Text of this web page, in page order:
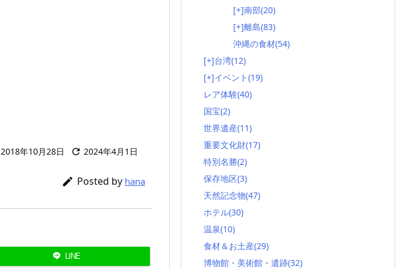
2018年10月28日  2024年4月1日
 Posted by hana
LINE
[+]南部(20)
[+]離島(83)
沖縄の食材(54)
[+]台湾(12)
[+]イベント(19)
レア体験(40)
国宝(2)
世界遺産(11)
重要文化財(17)
特別名勝(2)
保存地区(3)
天然記念物(47)
ホテル(30)
温泉(10)
食材＆お土産(29)
博物館・美術館・遺跡(32)